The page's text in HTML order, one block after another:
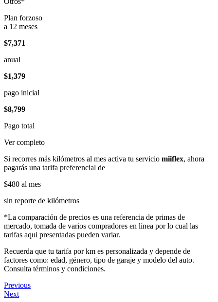
Plan forzoso
a 12 meses
$7,371
anual
$1,379
pago inicial
$8,799
Pago total
Ver completo
Si recorres más kilómetros al mes activa tu servicio miiflex, ahora
pagarás una tarifa preferencial de
$480 al mes
sin reporte de kilómetros
*La comparación de precios es una referencia de primas de
mercado, tomada de varios compradores en línea por lo cual las
tarifas aqui presentadas pueden variar.
Recuerda que tu tarifa por km es personalizada y depende de
factores como: edad, género, tipo de garaje y modelo del auto.
Consulta términos y condiciones.
Previous
Next